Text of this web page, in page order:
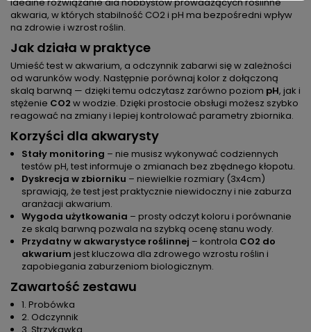
akwaria, w których stabilność CO2 i pH ma bezpośredni wpływ
na zdrowie i wzrost roślin.
Jak działa w praktyce
Umieść test w akwarium, a odczynnik zabarwi się w zależności
od warunków wody. Następnie porównaj kolor z dołączoną
skalą barwną — dzięki temu odczytasz zarówno poziom pH, jak i
stężenie CO2 w wodzie. Dzięki prostocie obsługi możesz szybko
reagować na zmiany i lepiej kontrolować parametry zbiornika.
Korzyści dla akwarysty
Stały monitoring – nie musisz wykonywać codziennych
testów pH, test informuje o zmianach bez zbędnego kłopotu.
Dyskrecja w zbiorniku – niewielkie rozmiary (3x4cm)
sprawiają, że test jest praktycznie niewidoczny i nie zaburza
aranżacji akwarium.
Wygoda użytkowania – prosty odczyt koloru i porównanie
ze skalą barwną pozwala na szybką ocenę stanu wody.
Przydatny w akwarystyce roślinnej – kontrola CO2 do
akwarium jest kluczowa dla zdrowego wzrostu roślin i
zapobiegania zaburzeniom biologicznym.
Zawartość zestawu
1. Probówka
2. Odczynnik